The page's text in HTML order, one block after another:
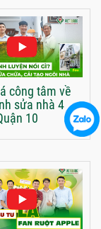
công tâm về
sửa nhà 4
10